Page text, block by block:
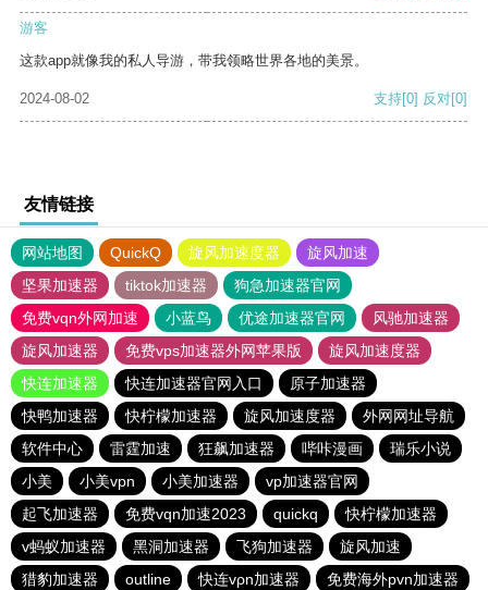
游客
这款app就像我的私人导游，带我领略世界各地的美景。
2024-08-02 支持[0] 反对[0]
友情链接
网站地图 QuickQ 旋风加速度器
旋风加速
坚果加速器
tiktok加速器
狗急加速器官网
免费vqn外网加速
小蓝鸟 优途加速器官网
风驰加速器
旋风加速器
免费vps加速器外网苹果版
旋风加速度器
快连加速器
快连加速器官网入口
原子加速器
快鸭加速器
快柠檬加速器 旋风加速度器
外网网址导航
软件中心
雷霆加速 狂飙加速器 哔咔漫画
瑞乐小说
小美
小美vpn 小美加速器
vp加速器官网
起飞加速器
免费vqn加速2023 quickq
快柠檬加速器
v蚂蚁加速器
黑洞加速器 飞狗加速器
旋风加速
猎豹加速器
outline 快连vρn加速器
免费海外pvn加速器